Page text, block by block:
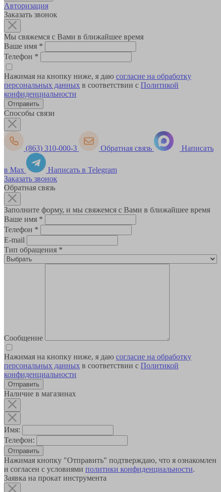
Авторизация
Заказать звонок
Мы свяжемся с Вами в ближайшее время
Ваше имя *
Телефон *
Нажимая на кнопку ниже, я даю согласие на обработку
персональных данных в соответствии с Политикой
конфиденциальности
Способы связи
(863) 310-000-3 Обратная связь Написать
в Max
Написать в Telegram
Заказать звонок
Обратная связь
Заполните форму, и мы свяжемся с Вами в ближайшее время
Ваше имя *
Телефон *
E-mail
Тип обращения *
Сообщение
Нажимая на кнопку ниже, я даю согласие на обработку
персональных данных в соответствии с Политикой
конфиденциальности
Наличие в магазинах
Имя:
Телефон:
Отправить
Нажимая кнопку "Отправить" подтверждаю, что я ознакомлен
и согласен с условиями политики конфиденциальности.
Заявка на прокат инструмента